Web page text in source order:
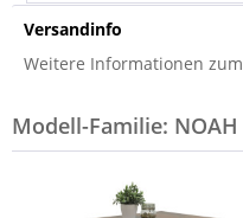
Versandinfo
Weitere Informationen
Modell-Familie: NOAH